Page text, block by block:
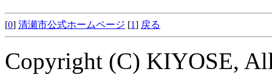
[0] 清瀬市公式ホームページ [1] 戻る
Copyright (C) KIYOSE,